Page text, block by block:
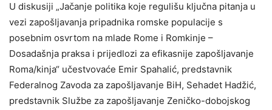
U diskusiji „Jačanje politika koje regulišu ključna pitanja u
vezi zapošljavanja pripadnika romske populacije s
posebnim osvrtom na mlade Rome i Romkinje –
Dosadašnja praksa i prijedlozi za efikasnije zapošljavanje
Roma/kinja“ učestvovaće Emir Spahalić, predstavnik
Federalnog Zavoda za zapošljavanje BiH, Sehadet Hadžić,
predstavnik Službe za zapošljavanje Zeničko-dobojskog